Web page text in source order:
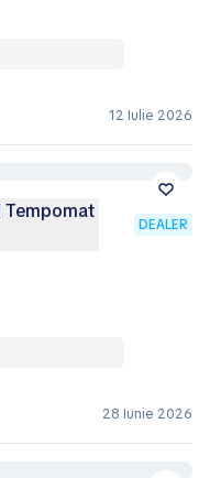
12 Iulie 2026
Tempomat
DEALER
28 Iunie 2026